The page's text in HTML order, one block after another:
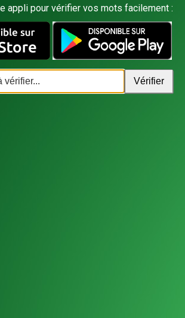
appli pour vérifier vos mots facilement :